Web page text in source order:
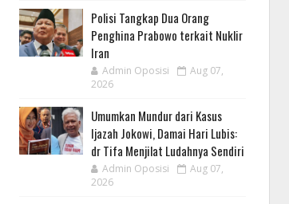
Polisi Tangkap Dua Orang
Penghina Prabowo terkait Nuklir
Iran
Admin Oposisi
Aug 07,
2026
Umumkan Mundur dari Kasus
Ijazah Jokowi, Damai Hari Lubis:
dr Tifa Menjilat Ludahnya Sendiri
Admin Oposisi
Aug 07,
2026